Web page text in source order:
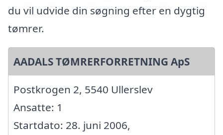
du vil udvide din søgning efter en dygtig
tømrer.
AADALS TØMRERFORRETNING ApS
Postkrogen 2, 5540 Ullerslev
Ansatte: 1
Startdato: 28. juni 2006,